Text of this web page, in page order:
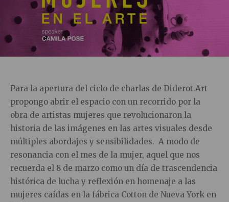
Para la apertura del ciclo de charlas de Diderot.Art
propongo abrir el espacio con un recorrido por la
obra de artistas mujeres que revolucionaron la
historia de las imágenes en las artes visuales desde
múltiples abordajes y sensibilidades. A modo de
resonancia con el mes de la mujer, aquel que nos
recuerda el 8 de marzo como un día de trascendencia
histórica de lucha y reflexión en homenaje a las
mujeres caídas en la fábrica Cotton de Nueva York en